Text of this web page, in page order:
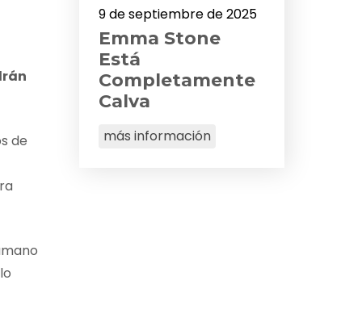
de
9 de septiembre de 2025
Emma Stone
Está
Completamente
Calva
más información